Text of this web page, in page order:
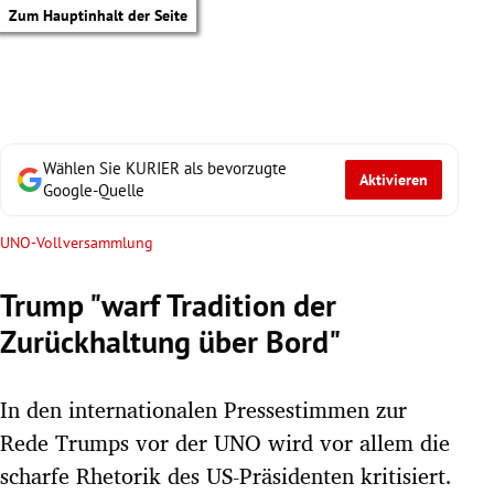
Zum Hauptinhalt der Seite
Untermenü
Wählen Sie KURIER als bevorzugte
Google-Quelle
Aktivieren
UNO-Vollversammlung
Trump "warf Tradition der
Zurückhaltung über Bord"
In den internationalen Pressestimmen zur
Rede Trumps vor der UNO wird vor allem die
scharfe Rhetorik des US-Präsidenten kritisiert.